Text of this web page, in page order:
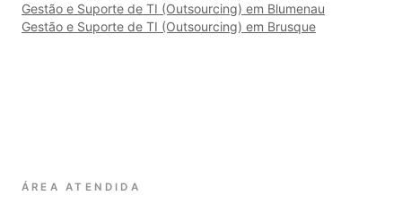
Gestão e Suporte de TI (Outsourcing) em Blumenau
Gestão e Suporte de TI (Outsourcing) em Brusque
ÁREA ATENDIDA